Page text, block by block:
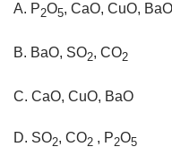
A. P2O5, CaO, CuO, BaO
B. BaO, SO2, CO2
C. CaO, CuO, BaO
D. SO2, CO2 , P2O5